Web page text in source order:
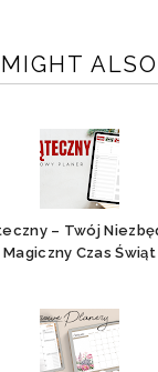
– Twój
Magiczny Czas Świąt